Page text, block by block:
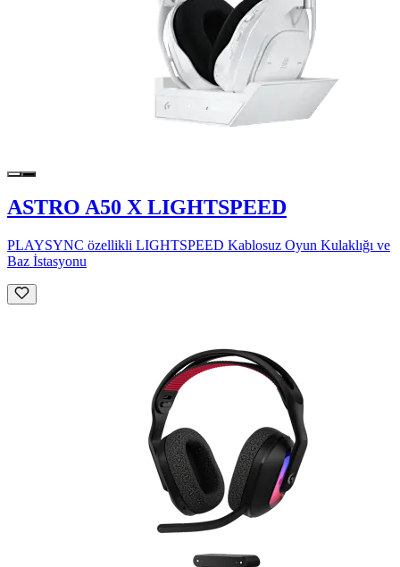
ASTRO A50 X LIGHTSPEED
PLAYSYNC özellikli LIGHTSPEED Kablosuz Oyun Kulaklığı ve
Baz İstasyonu